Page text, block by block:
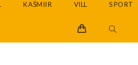
KAŠMIIR VILL SPORT